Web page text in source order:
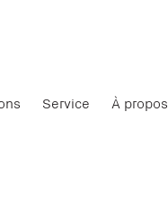
Service À propos